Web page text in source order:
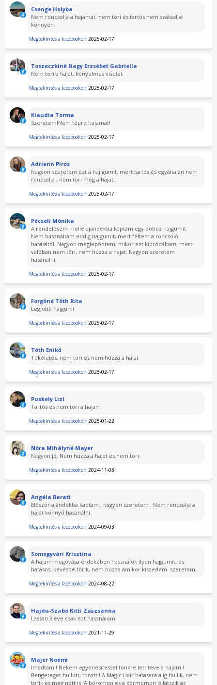
Csenge Holyba
Nem roncsolja a hajamat, nem töri és tartós nem szakad el
könnyen.
Megtekintés a facebookon 2025-02-17
Toszeczkinè Nagy Erzsèbet Gabriella
Nem töri a haját, kényelmes viselet
Megtekintés a facebookon 2025-02-17
Klaudia Torma
Szeretem!Nem tépi a hajamat!
Megtekintés a facebookon 2025-02-17
Adrienn Piros
Nagyon szeretem ezt a haj gumit, mert tartós és egyáltalán nem
roncsolja , nem töri meg a hajat.
Megtekintés a facebookon 2025-02-17
Pécseli Mónika
A rendelésem mellé ajándékba kaptam egy doboz hajgumit.
Nem használtam eddig hajgumit, mert féltem a roncsoló
hatásától. Nagyon meglepődtem, mikor ezt kipróbáltam, mert
valóban nem töri, nem húzza a hajat. Nagyon szeretem
használni.
Megtekintés a facebookon 2025-02-17
Forgóné Tóth Rita
Legjobb hajgumi
Megtekintés a facebookon 2025-02-17
Tóth Enikő
Tökéletes, nem töri és nem húzza a hajat
Megtekintés a facebookon 2025-02-17
Puskely Lizi
Tartós és nem töri a hajam
Megtekintés a facebookon 2025-01-22
Nóra Mihályné Mayer
Nagyon jó. Nem húzza a hajat és nem töri.
Megtekintés a facebookon 2024-11-03
Angéla Barati
Először ajándékba kaptam , nagyon szeretem . Nem roncsolja a
hajat könnyű használni.
Megtekintés a facebookon 2024-09-03
Somogyvári Krisztina
A hajam megóvása érdekében használok ilyen hajgumit, és
hatásos, kevésbé törik, nem húzza amikor kiszedem. szeretem.
Megtekintés a facebookon 2024-08-22
Hajdu-Szabó Kitti Zsuzsanna
Lassan 3 éve csak ezt hasznàlom.
Megtekintés a facebookon 2021-11-29
Majer Noémi
Imadtam ! Nekem egyenesitessel tonkre lett teve a hajam !
Rengeteget hullott, torott ! A Magic Hair hatasara alig hullik, nem
torik es meg nott is !A boromon es a kormomon is latszik az